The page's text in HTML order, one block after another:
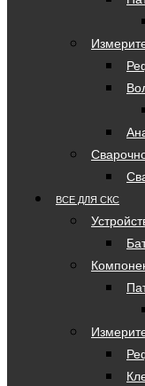
ВСЕ ДЛЯ СКС